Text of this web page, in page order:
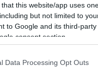
that this website/app uses
but not limited to
to Google and its third-
consent section.
Data Processing Opt Outs
πλαίσιο
των
η
, οMelo Hili,